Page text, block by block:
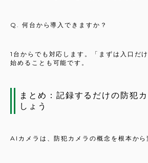
Q. 何台から導入できますか？
1台からでも対応します。「まずは入口だ
始めることも可能です。
まとめ：記録するだけの防犯
しょう
AIカメラは、防犯カメラの概念を根本から